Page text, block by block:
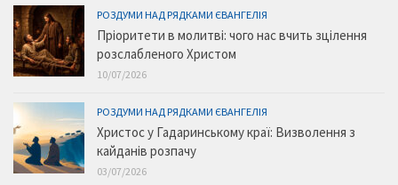
РОЗДУМИ НАД РЯДКАМИ ЄВАНГЕЛІЯ
Пріоритети в молитві: чого нас вчить зцілення
розслабленого Христом
10/07/2026
РОЗДУМИ НАД РЯДКАМИ ЄВАНГЕЛІЯ
Христос у Гадаринському краї: Визволення з
кайданів розпачу
03/07/2026